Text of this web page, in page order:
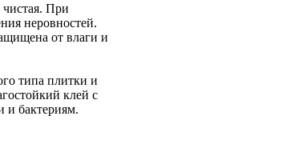
чистая. При
неровностей.
от влаги и
типа плитки и
клей с
и бактериям.